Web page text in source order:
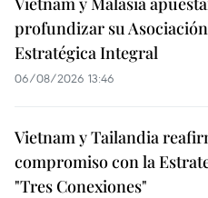
profundizar su Asociación
Estratégica Integral
06/08/2026 13:46
Vietnam y Tailandia
compromiso con la
"Tres Conexiones"